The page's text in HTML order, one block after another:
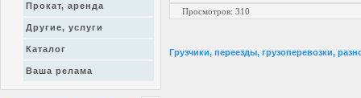
Прокат, аренда
Другие, услуги
Каталог
Ваша релама
Просмотров: 310
Грузчики, переезды, грузоперевозки,